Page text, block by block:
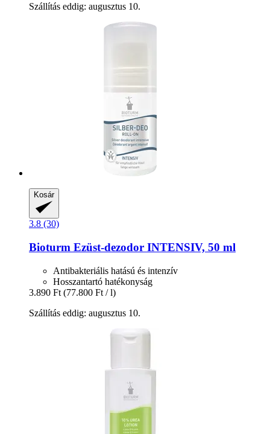
Szállítás eddig: augusztus 10.
Kosár
3.8 (30)
Bioturm Ezüst-​dezodor INTENSIV, 50 ml
Antibakteriális hatású és intenzív
Hosszantartó hatékonyság
3.890 Ft (77.800 Ft / l)
Szállítás eddig: augusztus 10.